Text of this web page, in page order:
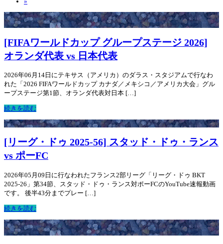
[FIFAワールドカップ グループステージ 2026]
オランダ代表 vs 日本代表
2026年06月14日にテキサス（アメリカ）のダラス・スタジアムで行なわ
れた「2026 FIFAワールドカップ カナダ／メキシコ／アメリカ大会」グル
ープステージ第1節、オランダ代表対日本 […]
続きを読む
[リーグ・ドゥ 2025-56] スタッド・ドゥ・ランス
vs ポーFC
2026年05月09日に行なわれたフランス2部リーグ「リーグ・ドゥ BKT
2025-26」第34節、スタッド・ドゥ・ランス対ポーFCのYouTube速報動画
です。 後半43分までプレー […]
続きを読む